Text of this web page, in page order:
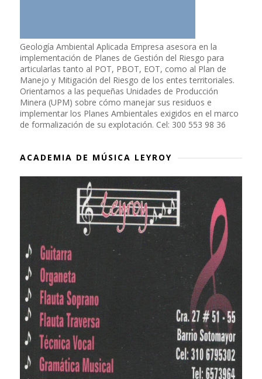
Geología Ambiental Aplicada Empresa asesora en la
implementación de Planes de Gestión del Riesgo para
articularlas tanto al POT, PBOT, EOT, como al Plan de
Manejo y Mitigación del Riesgo de los entes territoriales.
Orientamos a las pequeñas Unidades de Producción
Minera (UPM) sobre cómo manejar sus residuos e
implementar los Planes Ambientales exigidos en el marco
de formalización de su explotación. Cel: 300 553 98 36
ACADEMIA DE MÚSICA LEYROY